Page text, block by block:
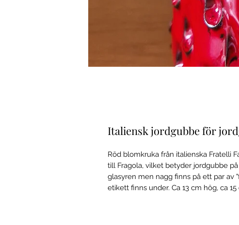
Italiensk jordgubbe för
Röd blomkruka från italienska Fratelli
till Fragola, vilket betyder jordgubbe
glasyren men nagg finns på ett par av
etikett finns under. Ca 13 cm hög, ca